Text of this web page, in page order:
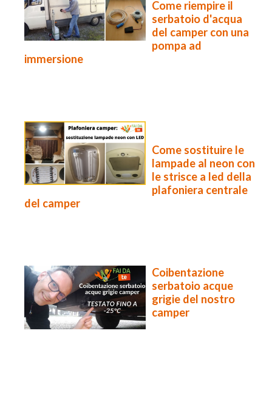
Come riempire il
serbatoio d'acqua
del camper con una
pompa ad
immersione
Come sostituire le
lampade al neon con
le strisce a led della
plafoniera centrale
del camper
Coibentazione
serbatoio acque
grigie del nostro
camper